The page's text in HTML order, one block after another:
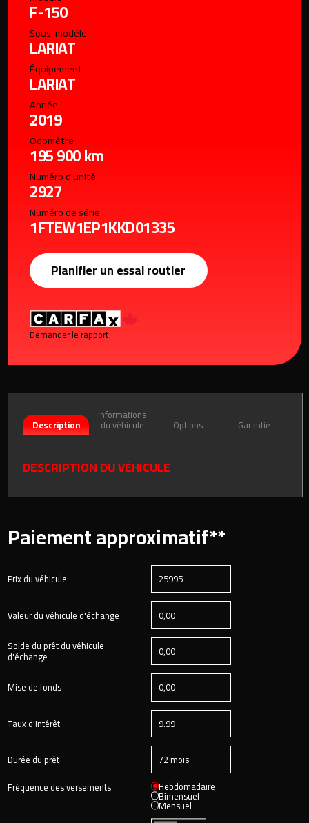
F-150
Sous-modèle
LARIAT
Équipement
LARIAT
Année
2019
Odomètre
195 900 km
Numéro d'unité
2927
Numéro de série
1FTEW1EP1KKD01335
Planifier un essai routier
Demander le rapport
Description
Informations
du véhicule Options Garantie
DESCRIPTION DU VÉHICULE
Paiement approximatif**
Prix du véhicule
Valeur du véhicule d'échange
Solde du prêt du véhicule
d'échange
Mise de fonds
Taux d'intérêt
Durée du prêt
Fréquence des versements
Hebdomadaire
Bimensuel
Mensuel